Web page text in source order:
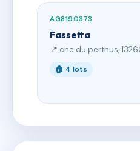
AG8190373
Fassetta
📍 che du perthus,
🏠 4 lots